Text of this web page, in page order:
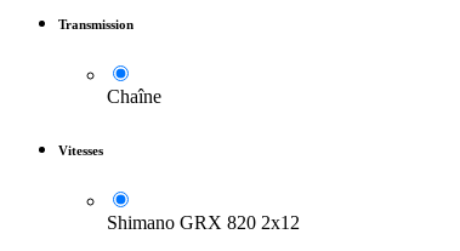
Transmission
Chaîne
Vitesses
Shimano GRX 820 2x12